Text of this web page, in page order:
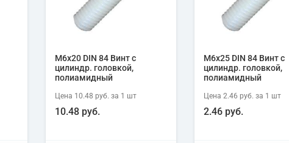
М6х20 DIN 84 Винт с
цилиндр. головкой,
полиамидный
Цена 10.48 руб. за 1 шт
10.48 руб.
М6х25 DIN 84 Винт с
цилиндр. головкой,
полиамидный
Цена 2.46 руб. за 1 шт
2.46 руб.